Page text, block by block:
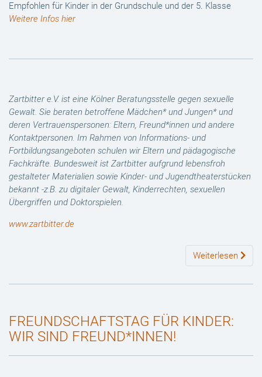
Empfohlen für Kinder in der Grundschule und der 5. Klasse
Weitere Infos hier
Zartbitter e.V. ist eine Kölner Beratungsstelle gegen sexuelle
Gewalt. Sie beraten betroffene Mädchen* und Jungen* und
deren Vertrauenspersonen: Eltern, Freund*innen und andere
Kontaktpersonen. Im Rahmen von Informations- und
Fortbildungsangeboten schulen wir Eltern und pädagogische
Fachkräfte. Bundesweit ist Zartbitter aufgrund lebensfroh
gestalteter Materialien sowie Kinder- und Jugendtheaterstücken
bekannt -z.B. zu digitaler Gewalt, Kinderrechten, sexuellen
Übergriffen und Doktorspielen.
www.zartbitter.de
Weiterlesen
FREUNDSCHAFTSTAG FÜR KINDER:
WIR SIND FREUND*INNEN!